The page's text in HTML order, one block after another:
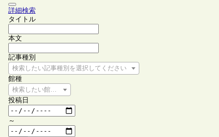
詳細検索
タイトル
本文
記事種別
検索したい記事種別を選択してください
館種
検索したい館種を選択してください
投稿日
～